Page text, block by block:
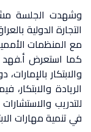
وشهدت الجلسة
التجارة الدولية
مع المنظمات
كما استعرض أ.فهد
والابتكار
الريادة
للتدريب
في تنمية مهارات